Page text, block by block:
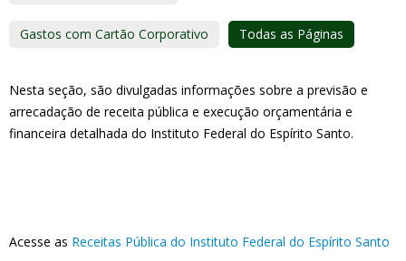
Gastos com Cartão Corporativo Todas as Páginas
Nesta seção, são divulgadas informações sobre a previsão e
arrecadação de receita pública e execução orçamentária e
financeira detalhada do Instituto Federal do Espírito Santo.
Acesse as Receitas Pública do Instituto Federal do Espírito Santo